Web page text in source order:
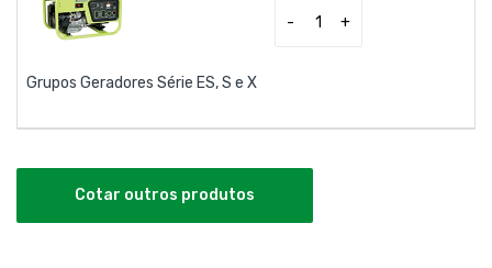
Grupos Geradores Série ES, S e X
- +
Cotar outros produtos